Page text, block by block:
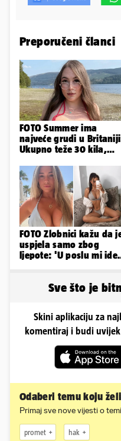
Preporučeni članci
FOTO Summer ima
najveće grudi u
Ukupno teže 30 kila,
smanjivanju...
FOTO Zlobnici kažu da
uspjela samo zbog
ljepote: 'U poslu mi ide
Sve što je
Skini aplikaciju za
komentiraj i budi
Odaberi temu koju
Primaj sve nove vijesti o
promet hak